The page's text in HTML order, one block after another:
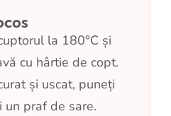
la 180°C și
cu hârtie de copt.
și uscat, puneți
un praf de sare.